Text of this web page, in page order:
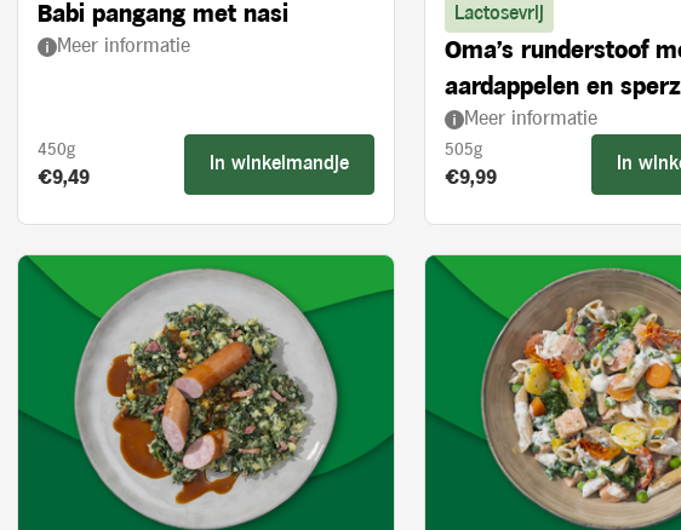
Babi pangang met nasi
Meer informatie
450g
Product prijs:
€9,49
In winkelmandje
Lactosevrij
Oma's runderstoof
aardappelen en
Meer informatie
505g
Product prijs:
€9,99
In